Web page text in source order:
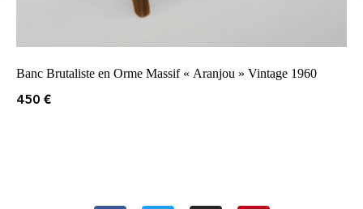
Banc Brutaliste en Orme Massif « Aranjou » Vintage 1960
450 €